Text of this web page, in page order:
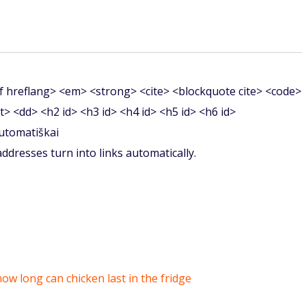
hreflang> <em> <strong> <cite> <blockquote cite>
<dd> <h2 id> <h3 id> <h4 id> <h5 id> <h6 id>
turn into links automatically.
long can chicken last in the fridge